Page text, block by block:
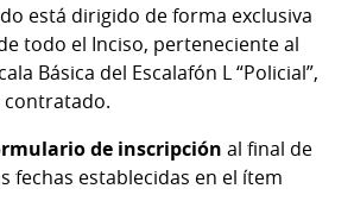
está dirigido de forma exclusiva
todo el Inciso, perteneciente al
Básica del Escalafón L “Policial”,
de inscripción al final de
fechas establecidas en el ítem